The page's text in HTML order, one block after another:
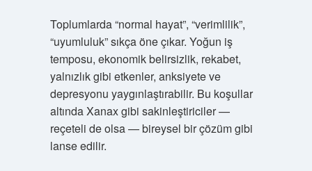
Toplumlarda “normal hayat”, “verimlilik”,
“uyumluluk” sıkça öne çıkar. Yoğun iş
temposu, ekonomik belirsizlik, rekabet,
yalnızlık gibi etkenler, anksiyete ve
depresyonu yaygınlaştırabilir. Bu koşullar
altında Xanax gibi sakinleştiriciler —
reçeteli de olsa — bireysel bir çözüm gibi
lanse edilir.